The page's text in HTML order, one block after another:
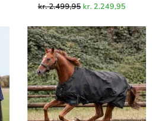
kr.2.499,95 kr.2.249,95